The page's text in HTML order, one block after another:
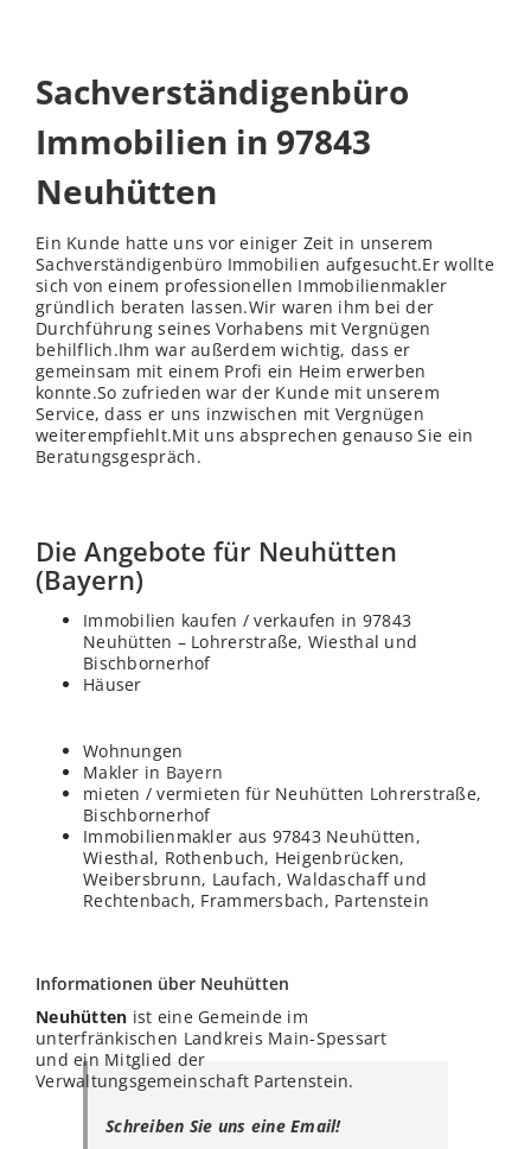
Sachverständigenbüro
Immobilien in 97843
Neuhütten
Ein Kunde hatte uns vor einiger Zeit in unserem
Sachverständigenbüro Immobilien aufgesucht.Er wollte
sich von einem professionellen Immobilienmakler
gründlich beraten lassen.Wir waren ihm bei der
Durchführung seines Vorhabens mit Vergnügen
behilflich.Ihm war außerdem wichtig, dass er
gemeinsam mit einem Profi ein Heim erwerben
konnte.So zufrieden war der Kunde mit unserem
Service, dass er uns inzwischen mit Vergnügen
weiterempfiehlt.Mit uns absprechen genauso Sie ein
Beratungsgespräch.
Die Angebote für Neuhütten
(Bayern)
Immobilien kaufen / verkaufen in 97843
Neuhütten – Lohrerstraße, Wiesthal und
Bischbornerhof
Häuser
Wohnungen
Makler in Bayern
mieten / vermieten für Neuhütten Lohrerstraße,
Bischbornerhof
Immobilienmakler aus 97843 Neuhütten,
Wiesthal, Rothenbuch, Heigenbrücken,
Weibersbrunn, Laufach, Waldaschaff und
Rechtenbach, Frammersbach, Partenstein
Informationen über Neuhütten
Neuhütten ist eine Gemeinde im
unterfränkischen Landkreis Main-Spessart
und ein Mitglied der
Verwaltungsgemeinschaft Partenstein.
Schreiben Sie uns eine Email!